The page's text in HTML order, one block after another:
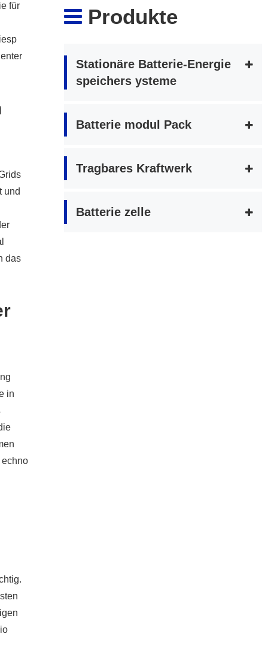
für
und
das
in
echno
Produkte
Stationäre Batterie-Energie
speichers ysteme
Batterie modul Pack
Tragbares Kraftwerk
Batterie zelle